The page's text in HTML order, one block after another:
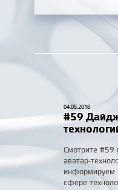
04.05.2016
#59
Смотрите #59
аватар-
информируем
сфере